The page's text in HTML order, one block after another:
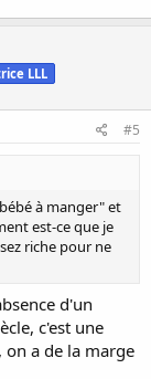
LLL
#5
à manger" et
est-ce que je
riche pour ne
d'un
c'est une
on a de la marge